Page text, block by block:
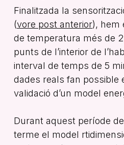
Finalitzada la
(vore post anterior), hem
de temperatura més de
punts de l’interior de
interval de temps de 5
dades reals fan possible
validació d’un model
Durant aquest període
terme el model